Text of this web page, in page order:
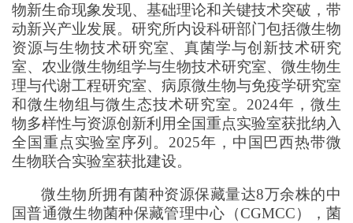
物新生命现象发现、基础理论和关键技术突破，带
动新兴产业发展。研究所内设科研部门包括微生物
资源与生物技术研究室、真菌学与创新技术研究
室、农业微生物组学与生物技术研究室、微生物生
理与代谢工程研究室、病原微生物与免疫学研究室
和微生物组与微生态技术研究室。2024年，微生
物多样性与资源创新利用全国重点实验室获批纳入
全国重点实验室序列。2025年，中国巴西热带微
生物联合实验室获批建设。
微生物所拥有菌种资源保藏量达8万余株的中
国普通微生物菌种保藏管理中心（CGMCC），菌